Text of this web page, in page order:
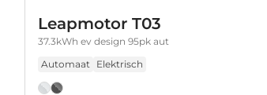
Leapmotor T03
37.3kWh ev design 95pk aut
Automaat
Elektrisch